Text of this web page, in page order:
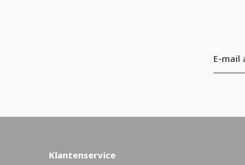
Klantenservice